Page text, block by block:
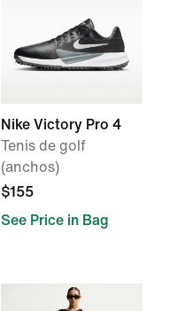
Nike Victory Pro 4
Tenis de golf
(anchos)
$155
See Price in Bag